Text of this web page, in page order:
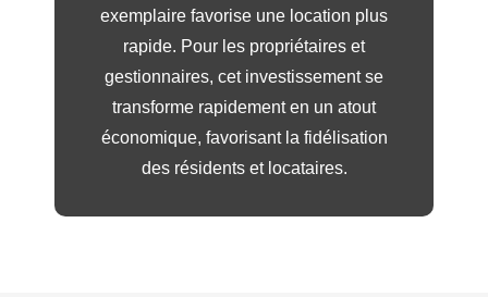
exemplaire favorise une location plus
rapide. Pour les propriétaires et
gestionnaires, cet investissement se
transforme rapidement en un atout
économique, favorisant la fidélisation
des résidents et locataires.